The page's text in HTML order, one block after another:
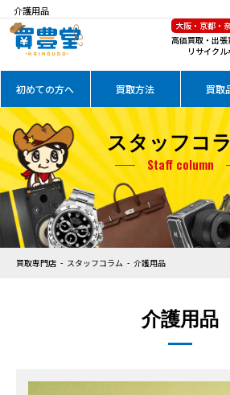
介護用品
大阪・京都・
高価買取・出
リサイク
初めての方へ 買取方法 買取
スタッフコ
Staff column
買取専門店 スタッフコラム 介護用品
介護用品